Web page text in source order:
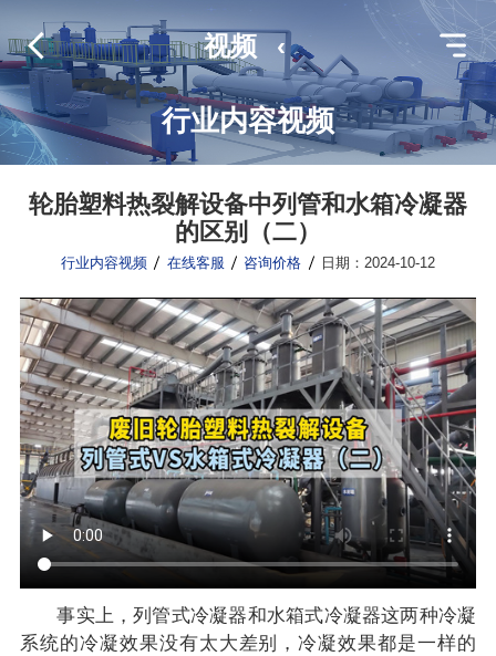
行业内容视频
视频 ‹
轮胎塑料热裂解设备中列管和水箱冷凝器
的区别（二）
行业内容视频 在线客服 咨询价格 日期：2024-10-12
事实上，列管式冷凝器和水箱式冷凝器这两种冷凝
系统的冷凝效果没有太大差别，冷凝效果都是一样的